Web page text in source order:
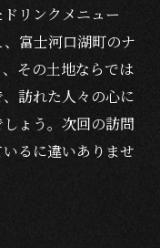
リンクメニュー
富士河口湖町のナ
その土地ならでは
訪れた人々の心に
ょう。次回の訪問
るに違いありませ